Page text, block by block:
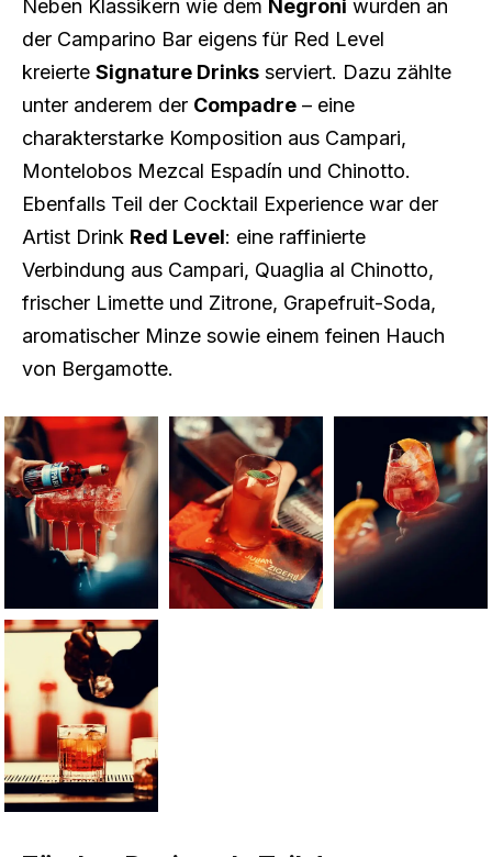
Neben Klassikern wie dem Negroni wurden an
der Camparino Bar eigens für Red Level
kreierte Signature Drinks serviert. Dazu zählte
unter anderem der Compadre – eine
charakterstarke Komposition aus Campari,
Montelobos Mezcal Espadín und Chinotto.
Ebenfalls Teil der Cocktail Experience war der
Artist Drink Red Level: eine raffinierte
Verbindung aus Campari, Quaglia al Chinotto,
frischer Limette und Zitrone, Grapefruit-Soda,
aromatischer Minze sowie einem feinen Hauch
von Bergamotte.